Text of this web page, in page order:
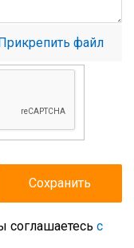
файл
соглашаетесь с